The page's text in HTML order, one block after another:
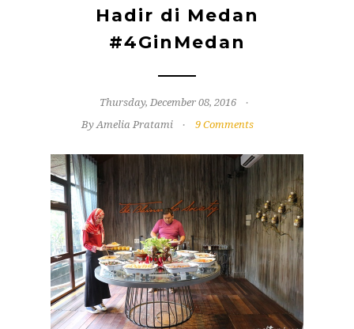
Hadir di Medan
#4GinMedan
Thursday, December 08, 2016
By Amelia Pratami
9 Comments